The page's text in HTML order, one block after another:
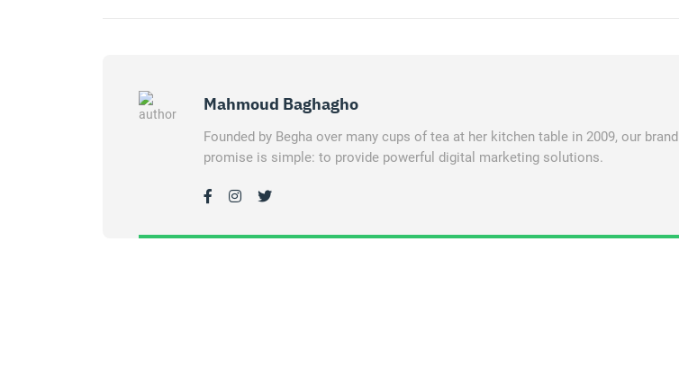
Mahmoud Baghagho
Founded by Begha over many cups of tea at her kitchen table in 2009, our brand
promise is simple: to provide powerful digital marketing solutions.